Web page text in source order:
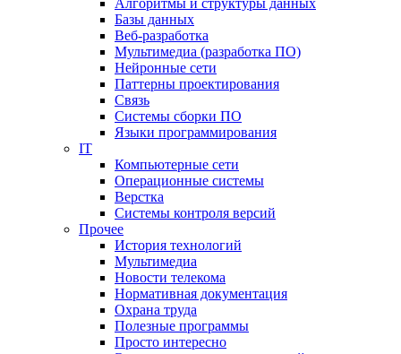
Алгоритмы и структуры данных
Базы данных
Веб-разработка
Мультимедиа (разработка ПО)
Нейронные сети
Паттерны проектирования
Связь
Системы сборки ПО
Языки программирования
IT
Компьютерные сети
Операционные системы
Верстка
Системы контроля версий
Прочее
История технологий
Мультимедиа
Новости телекома
Нормативная документация
Охрана труда
Полезные программы
Просто интересно